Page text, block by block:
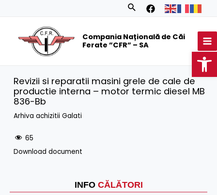
Search
Compania Națională de Căi
Ferate ”CFR” – SA
INFO CĂLĂTORI
Revizii si reparatii masini grele de cale de
productie interna – motor termic diesel MB
836-Bb
Arhiva achizitii Galati
65
Download document